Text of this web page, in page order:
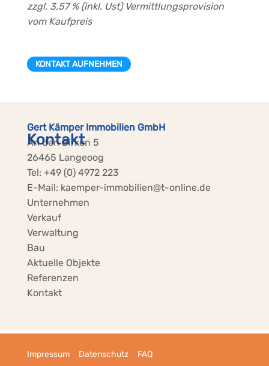
zzgl. 3,57 % (inkl. Ust) Vermittlungsprovision
vom Kaufpreis
KONTAKT AUFNEHMEN
Kontakt
Gert Kämper Immobilien GmbH
An den Birken 5
26465 Langeoog
Tel: +49 (0) 4972 223
E-Mail: kaemper-immobilien@t-online.de
Unternehmen
Verkauf
Verwaltung
Bau
Aktuelle Objekte
Referenzen
Kontakt
Impressum Datenschutz FAQ